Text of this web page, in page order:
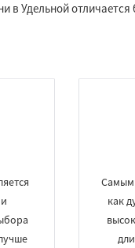
в Удельной
как